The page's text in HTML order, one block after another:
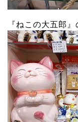
『ねこの大五郎